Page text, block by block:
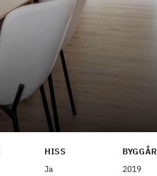
HISS
Ja
BYGGÅR
2019